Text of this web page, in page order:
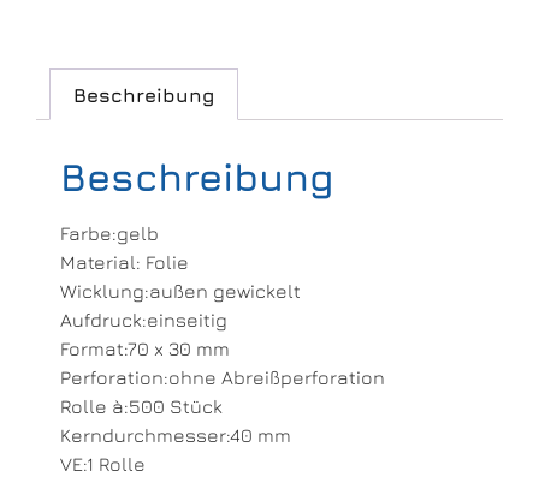
Beschreibung
Beschreibung
Farbe:gelb
Material: Folie
Wicklung:außen gewickelt
Aufdruck:einseitig
Format:70 x 30 mm
Perforation:ohne Abreißperforation
Rolle à:500 Stück
Kerndurchmesser:40 mm
VE:1 Rolle